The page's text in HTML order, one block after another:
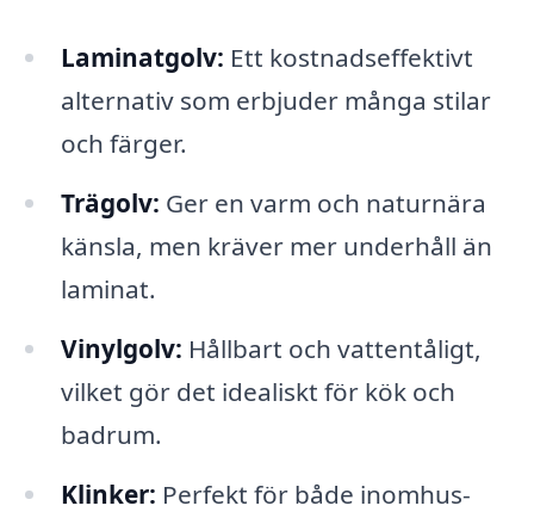
Laminatgolv: Ett kostnadseffektivt
alternativ som erbjuder många stilar
och färger.
Trägolv: Ger en varm och naturnära
känsla, men kräver mer underhåll än
laminat.
Vinylgolv: Hållbart och vattentåligt,
vilket gör det idealiskt för kök och
badrum.
Klinker: Perfekt för både inomhus-